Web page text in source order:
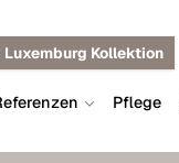
Luxemburg Kollektion
Pflege